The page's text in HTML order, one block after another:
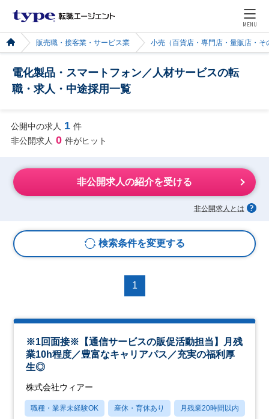
MENU
販売職・接客業・サービス業 小売（百貨店・専門店・量販店・そ
電化製品・スマートフォン／人材サービスの転
職・求人・中途採用一覧
公開中の求人 1 件
非公開求人 0 件がヒット
非公開求人の紹介を受ける
非公開求人とは
検索条件を変更する
1
※1回面接※【通信サービスの販促活動担当】月残
業10h程度／豊富なキャリアパス／充実の福利厚
生◎
株式会社ウィアー
職種・業界未経験OK 産休・育休あり 月残業20時間以内